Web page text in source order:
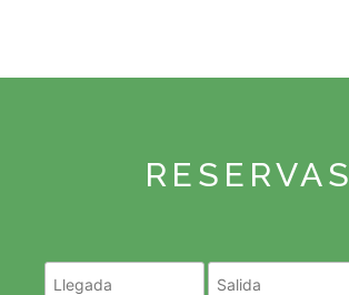
RESERVAS